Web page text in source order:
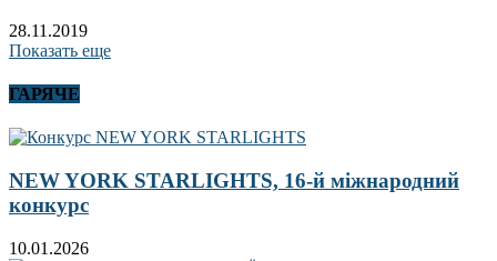
28.11.2019
Показать еще
ГАРЯЧЕ
NEW YORK STARLIGHTS, 16-й міжнародний
конкурс
10.01.2026